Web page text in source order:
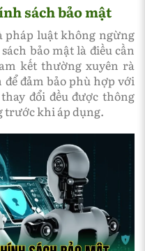
sách bảo mật
pháp luật không ngừng
bảo mật là điều cần
kết thường xuyên rà
đảm bảo phù hợp với
đổi đều được thông
trước khi áp dụng.